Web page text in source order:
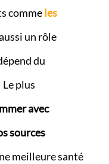
commeles
un rôle
du
plus
avec
sources
meilleure santé